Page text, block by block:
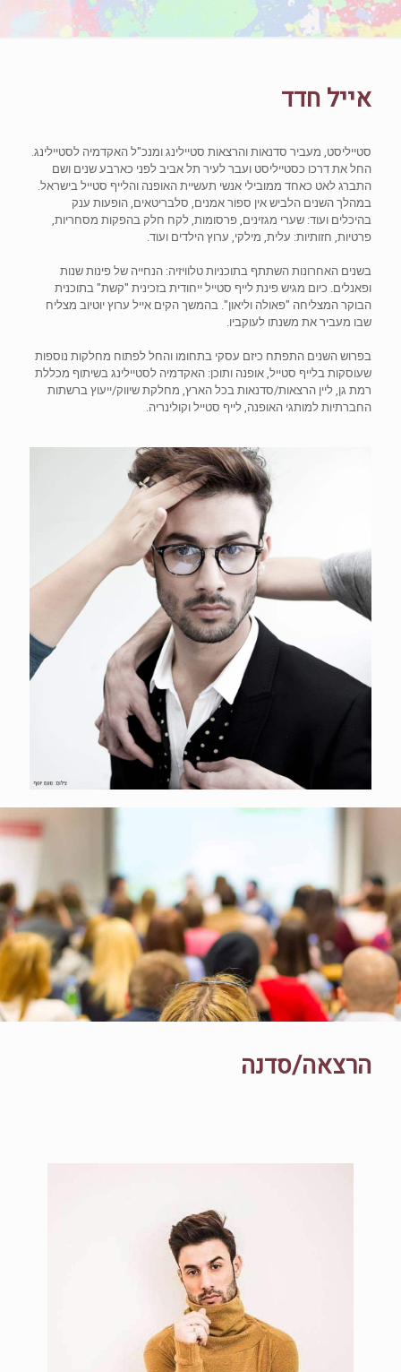
אייל חדד
סטייליסט, מעביר סדנאות והרצאות סטיילינג ומנכ"ל האקדמיה לסטיילינג.
החל את דרכו כסטייליסט ועבר לעיר תל אביב לפני כארבע שנים ושם
התברג לאט כאחד ממובילי אנשי תעשיית האופנה והלייף סטייל בישראל.
במהלך השנים הלביש אין ספור אמנים, סלבריטאים, הופעות ענק
בהיכלים ועוד: שערי מגזינים, פרסומות, לקח חלק בהפקות מסחריות,
פרטיות, חזותיות: עלית, מילקי, ערוץ הילדים ועוד.
בשנים האחרונות השתתף בתוכניות טלוויזיה: הנחייה של פינות שנות
ופאנלים. כיום מגיש פינת לייף סטייל ייחודית בזכינית "קשת" בתוכנית
הבוקר המצליחה "פאולה וליאון". בהמשך הקים אייל ערוץ יוטיוב מצליח
שבו מעביר את משנתו לעוקביו.
בפרוש השנים התפתח כיזם עסקי בתחומו והחל לפתוח מחלקות נוספות
שעוסקות בלייף סטייל, אופנה ותוכן: האקדמיה לסטיילינג בשיתוף מכללת
רמת גן, ליין הרצאות/סדנאות בכל הארץ, מחלקת שיווק/ייעוץ ברשתות
החברתיות למותגי האופנה, לייף סטייל וקולינריה.
הרצאה/סדנה